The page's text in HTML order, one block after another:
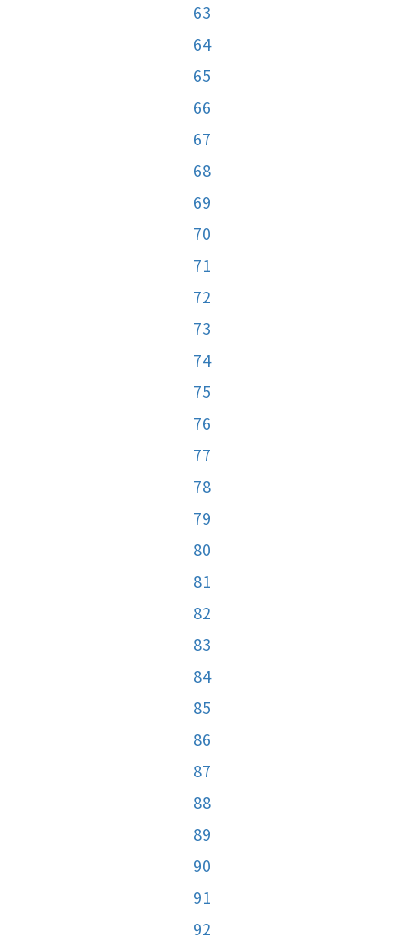
63
64
65
66
67
68
69
70
71
72
73
74
75
76
77
78
79
80
81
82
83
84
85
86
87
88
89
90
91
92